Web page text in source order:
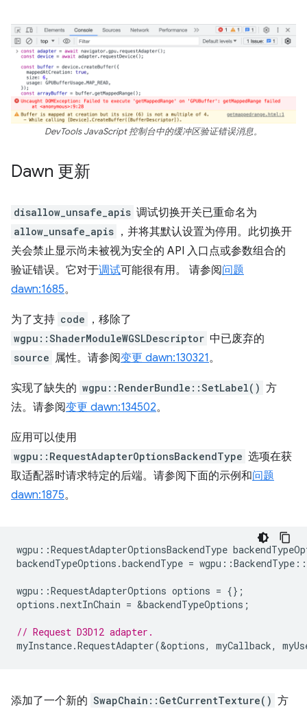
DevTools JavaScript 控制台中的缓冲区验证错误消息。
Dawn 更新
disallow_unsafe_apis 调试切换开关已重命名为
allow_unsafe_apis ，并将其默认设置为停用。此切换开
关会禁止显示尚未被视为安全的 API 入口点或参数组合的
验证错误。它对于调试可能很有用。 请参阅问题
dawn:1685。
为了支持 code ，移除了
wgpu::ShaderModuleWGSLDescriptor 中已废弃的
source 属性。请参阅变更 dawn:130321。
实现了缺失的 wgpu::RenderBundle::SetLabel() 方
法。请参阅变更 dawn:134502。
应用可以使用
wgpu::RequestAdapterOptionsBackendType 选项在获
取适配器时请求特定的后端。请参阅下面的示例和问题
dawn:1875。
wgpu ::RequestAdapterOptionsBackendType
backendTypeOptions .backendType = wgpu ::BackendType ::
wgpu ::RequestAdapterOptions options = {};
options .nextInChain = &backendTypeOptions ;
// Request D3D12 adapter.
myInstance.RequestAdapter(&options, myCallback,
添加了一个新的 SwapChain::GetCurrentTexture() 方